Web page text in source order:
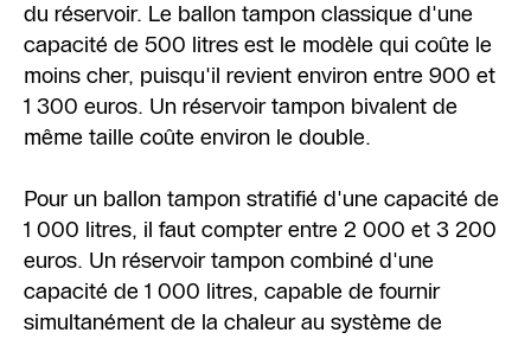
du réservoir. Le ballon tampon classique d'une
capacité de 500 litres est le modèle qui coûte le
moins cher, puisqu'il revient environ entre 900 et
1 300 euros. Un réservoir tampon bivalent de
même taille coûte environ le double.
Pour un ballon tampon stratifié d'une capacité de
1 000 litres, il faut compter entre 2 000 et 3 200
euros. Un réservoir tampon combiné d'une
capacité de 1 000 litres, capable de fournir
simultanément de la chaleur au système de